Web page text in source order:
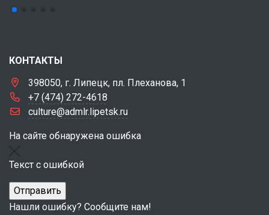
КОНТАКТЫ
398050, г. Липецк, пл. Плеханова, 1
+7 (474) 272-4618
culture@admlr.lipetsk.ru
На сайте обнаружена ошибка
Текст с ошибкой
Нашли ошибку? Сообщите нам!